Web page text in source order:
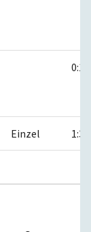
0:1
Einzel 1:3